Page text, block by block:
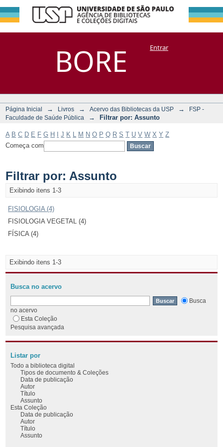
BORE
Filtrar por:
Assunto
DSpace/Manakin + CoriscoEntrar
Página Inicial → Livros → Acervo das Bibliotecas da USP →
FSP -
Faculdade de Saúde Pública
→ Filtrar por: Assunto
A B C D E F G H J K M N O P Q R S T U V W X Y Z
Começa com
Filtrar por: Assunto
Exibindo itens 1-3
FISIOLOGIA (4)
FISIOLOGIA VEGETAL (4)
FÍSICA (4)
Exibindo itens 1-3
Busca no acervo
Busca
no acervo
Esta Coleção
Pesquisa avançada
Listar por
Todo a biblioteca digital
Tipos de documento & Coleções
Data de publicação
Autor
Título
Assunto
Esta Coleção
Data de publicação
Autor
Título
Assunto